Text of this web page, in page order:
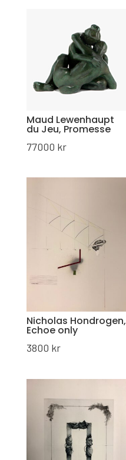
Maud Lewenhaupt
du Jeu, Promesse
77000 kr
Nicholas Hondrogen,
Echoe only
3800 kr